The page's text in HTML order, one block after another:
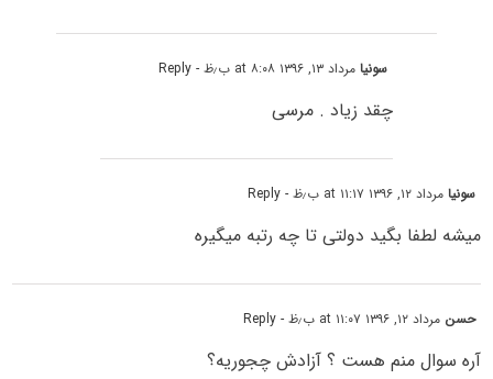
سونیامرداد ۱۳, ۱۳۹۶ at ۸:۰۸ ب٫ظ - Reply
چقد زیاد . مرسی
سونیامرداد ۱۲, ۱۳۹۶ at ۱۱:۱۷ ب٫ظ - Reply
میشه لطفا بگید دولتی تا چه رتبه میگیره
حسن مرداد ۱۲, ۱۳۹۶ at ۱۱:۰۷ ب٫ظ - Reply
آره سوال منم هست ؟ آزادش چجوریه؟